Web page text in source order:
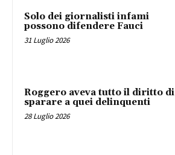
Solo dei giornalisti infami
possono difendere Fauci
31 Luglio 2026
Roggero aveva tutto il diritto di
sparare a quei delinquenti
28 Luglio 2026